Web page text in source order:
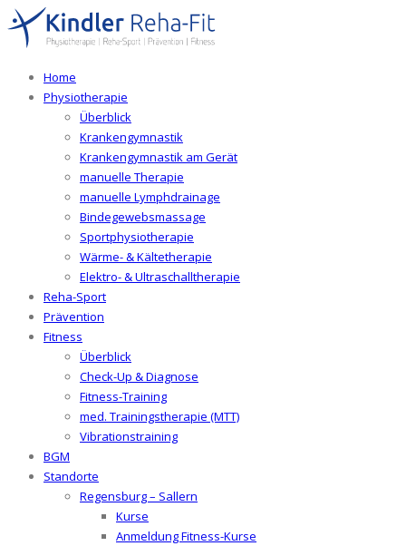
Home
Physiotherapie
Überblick
Krankengymnastik
Krankengymnastik am Gerät
manuelle Therapie
manuelle Lymphdrainage
Bindegewebsmassage
Sportphysiotherapie
Wärme- & Kältetherapie
Elektro- & Ultraschalltherapie
Reha-Sport
Prävention
Fitness
Überblick
Check-Up & Diagnose
Fitness-Training
med. Trainingstherapie (MTT)
Vibrationstraining
BGM
Standorte
Regensburg – Sallern
Kurse
Anmeldung Fitness-Kurse